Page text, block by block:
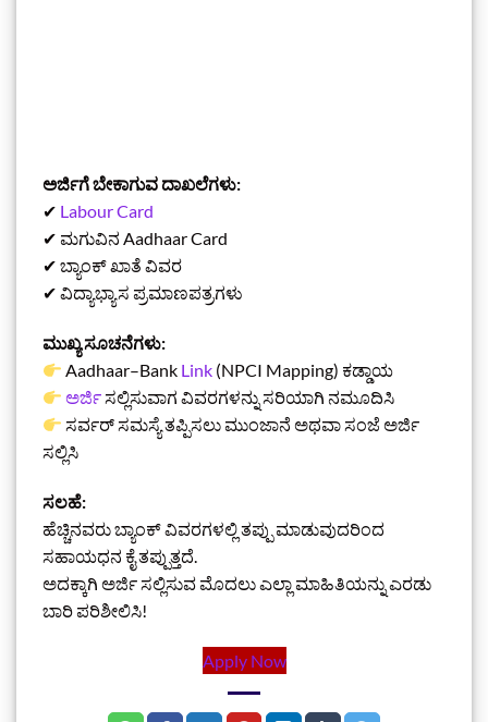
ಅರ್ಜಿಗೆ ಬೇಕಾಗುವ ದಾಖಲೆಗಳು:
✔ Labour Card
✔ ಮಗುವಿನ Aadhaar Card
✔ ಬ್ಯಾಂಕ್ ಖಾತೆ ವಿವರ
✔ ವಿದ್ಯಾಭ್ಯಾಸ ಪ್ರಮಾಣಪತ್ರಗಳು
ಮುಖ್ಯ ಸೂಚನೆಗಳು:
Aadhaar–Bank Link (NPCI Mapping) ಕಡ್ಡಾಯ
ಅರ್ಜಿಸಲ್ಲಿಸುವಾಗ ವಿವರಗಳನ್ನು ಸರಿಯಾಗಿ ನಮೂದಿಸಿ
ಸರ್ವರ್ ಸಮಸ್ಯೆ ತಪ್ಪಿಸಲು ಮುಂಜಾನೆ ಅಥವಾ ಸಂಜೆ ಅರ್ಜಿ
ಸಲ್ಲಿಸಿ
ಸಲಹೆ:
ಹೆಚ್ಚಿನವರು ಬ್ಯಾಂಕ್ ವಿವರಗಳಲ್ಲಿ ತಪ್ಪು ಮಾಡುವುದರಿಂದ
ಸಹಾಯಧನ ಕೈ ತಪ್ಪುತ್ತದೆ.
ಅದಕ್ಕಾಗಿ ಅರ್ಜಿ ಸಲ್ಲಿಸುವ ಮೊದಲು ಎಲ್ಲಾ ಮಾಹಿತಿಯನ್ನು ಎರಡು
ಬಾರಿ ಪರಿಶೀಲಿಸಿ!
Apply Now